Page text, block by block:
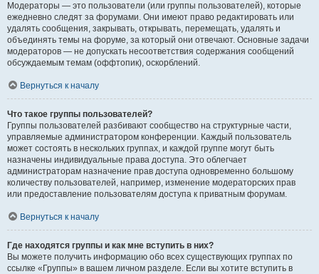
Модераторы — это пользователи (или группы пользователей), которые
ежедневно следят за форумами. Они имеют право редактировать или
удалять сообщения, закрывать, открывать, перемещать, удалять и
объединять темы на форуме, за который они отвечают. Основные задачи
модераторов — не допускать несоответствия содержания сообщений
обсуждаемым темам (оффтопик), оскорблений.
Вернуться к началу
Что такое группы пользователей?
Группы пользователей разбивают сообщество на структурные части,
управляемые администратором конференции. Каждый пользователь
может состоять в нескольких группах, и каждой группе могут быть
назначены индивидуальные права доступа. Это облегчает
администраторам назначение прав доступа одновременно большому
количеству пользователей, например, изменение модераторских прав
или предоставление пользователям доступа к приватным форумам.
Вернуться к началу
Где находятся группы и как мне вступить в них?
Вы можете получить информацию обо всех существующих группах по
ссылке «Группы» в вашем личном разделе. Если вы хотите вступить в